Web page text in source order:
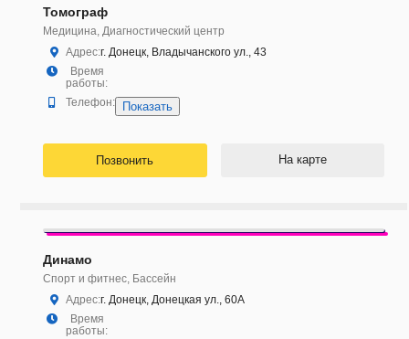
Томограф
Медицина, Диагностический центр
Адрес:г. Донецк, Владычанского ул., 43
Время
работы:
Телефон:
Показать
Позвонить На карте
Динамо
Спорт и фитнес, Бассейн
Адрес:г. Донецк, Донецкая ул., 60А
Время
работы: